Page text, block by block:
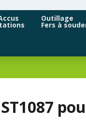
Outillage
Fers à